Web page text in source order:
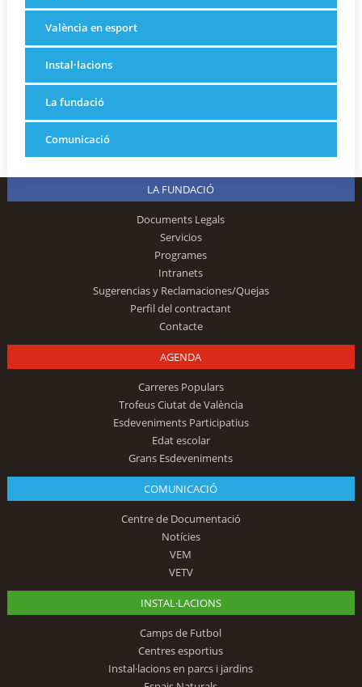
València en esport
Instal·lacions
La fundació
Comunicació
LA FUNDACIÓ
Documents Legals
Servicios
Programes
Intranets
Sugerencias y Reclamaciones/Quejas
Perfil del contractant
Contacte
AGENDA
Carreres Populars
Trofeus Ciutat de València
Esdeveniments Participatius
Edat escolar
Grans Esdeveniments
COMUNICACIÓ
Centre de Documentació
Notícies
VEM
VETV
INSTAL·LACIONS
Camps de Futbol
Centres esportius
Instal·lacions en parcs i jardins